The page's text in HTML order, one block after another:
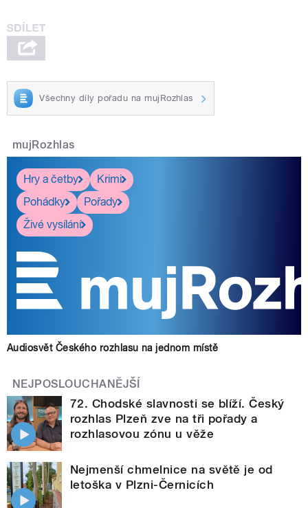
Všechny díly pořadu na mujRozhlas
mujRozhlas
Hry a četby
Krimi
Pohádky
Pořady
Živé vysílání
Audiosvět Českého rozhlasu na jednom místě
NEJPOSLOUCHANĚJŠÍ
72. Chodské slavnosti se blíží. Český
rozhlas Plzeň zve na tři pořady a
rozhlasovou zónu u věže
Nejmenší chmelnice na světě je od
letoška v Plzni-Černicích